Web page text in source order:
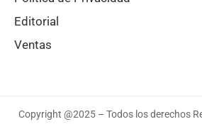
Editorial
Ventas
Copyright @2025 – Todos los derechos